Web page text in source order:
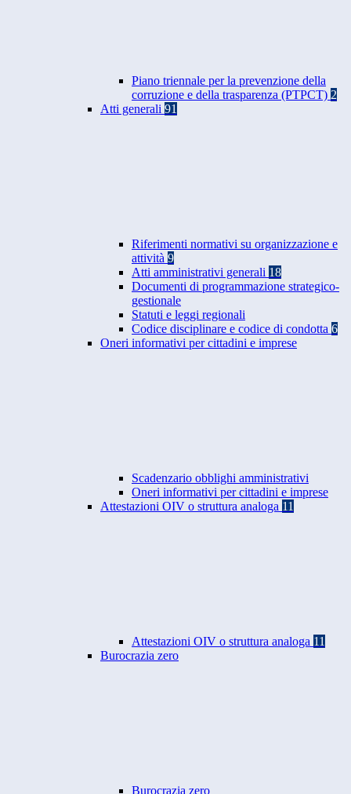
Piano triennale per la prevenzione della
corruzione e della trasparenza (PTPCT) 2
Atti generali 91
Riferimenti normativi su organizzazione e
attività 9
Atti amministrativi generali 18
Documenti di programmazione strategico-
gestionale
Statuti e leggi regionali
Codice disciplinare e codice di condotta 6
Oneri informativi per cittadini e imprese
Scadenzario obblighi amministrativi
Oneri informativi per cittadini e imprese
Attestazioni OIV o struttura analoga 11
Attestazioni OIV o struttura analoga 11
Burocrazia zero
Burocrazia zero